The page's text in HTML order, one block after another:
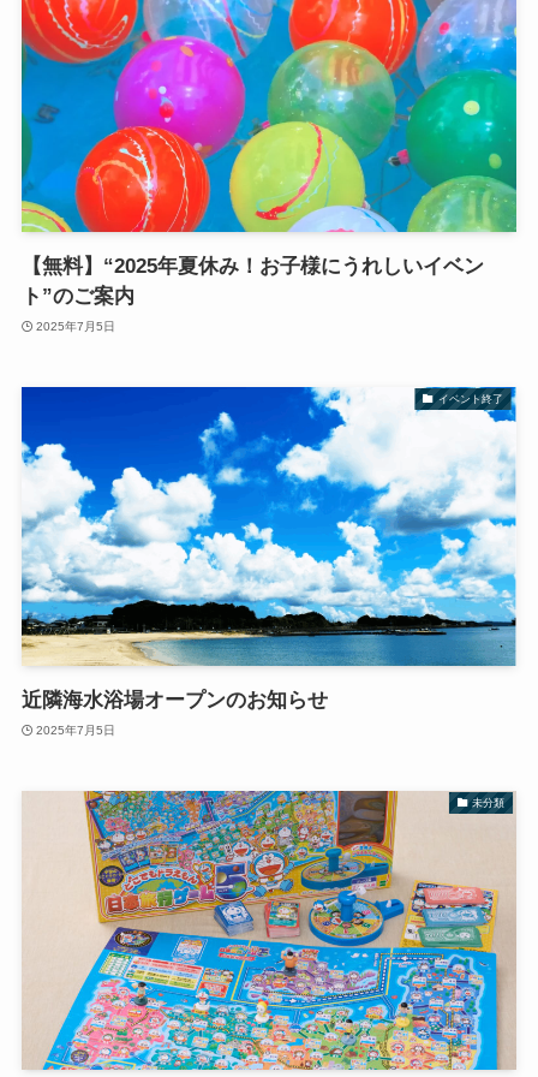
【無料】“2025年夏休み！お子様にうれしいイベン
ト”のご案内
2025年7月5日
イベント終了
近隣海水浴場オープンのお知らせ
2025年7月5日
未分類